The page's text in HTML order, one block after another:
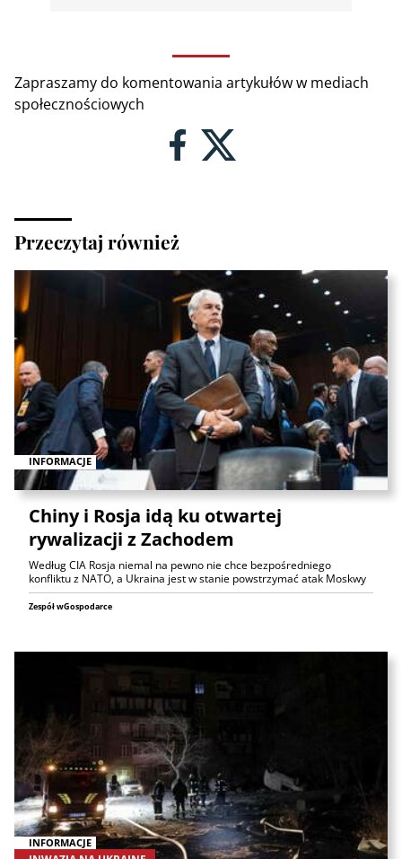
Zapraszamy do komentowania artykułów w mediach
społecznościowych
Przeczytaj również
INFORMACJE
Chiny i Rosja idą ku otwartej
rywalizacji z Zachodem
Według CIA Rosja niemal na pewno nie chce bezpośredniego
konfliktu z NATO, a Ukraina jest w stanie powstrzymać atak Moskwy
Zespół wGospodarce
INFORMACJE